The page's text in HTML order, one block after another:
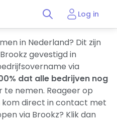
Log in
in Nederland? Dit zijn
gevestigd in
via
dat alle bedrijven nog
te nemen. Reageer op
direct in contact met
via Brookz? Klik dan